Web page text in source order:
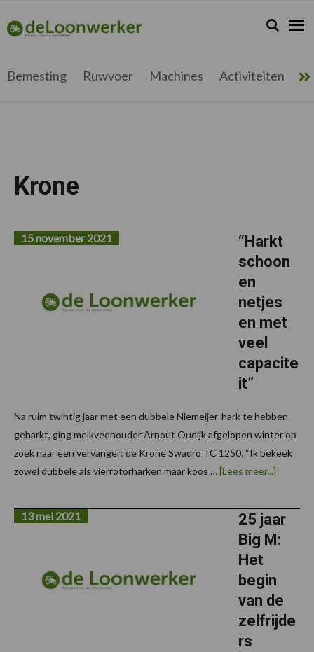
de
hoofdnavigatie
de
hoofd
de
eerste
de
voettekst
deloonwerker.be Zoeken...
Zoek
Bemesting Ruwvoer Machines Activiteiten
Krone
“Harkt
schoon
en
netjes
en met
veel
capacite
it”
15 november 2021
Na ruim twintig jaar met een dubbele Niemeijer-hark te hebben
geharkt, ging melkveehouder Arnout Oudijk afgelopen winter op
zoek naar een vervanger: de Krone Swadro TC 1250. “Ik bekeek
zowel dubbele als vierrotorharken maar koos …[Lees meer...]
en
met
veel
25 jaar
Big M:
Het
begin
van de
zelfrijde
rs
13 mei 2021